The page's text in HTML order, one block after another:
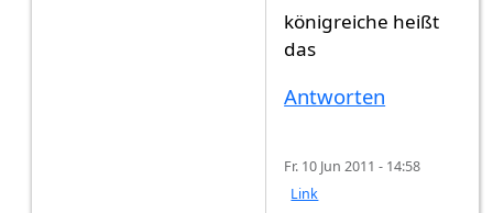
königreiche heißt
das
Antworten
Fr. 10 Jun 2011 - 14:58
Link